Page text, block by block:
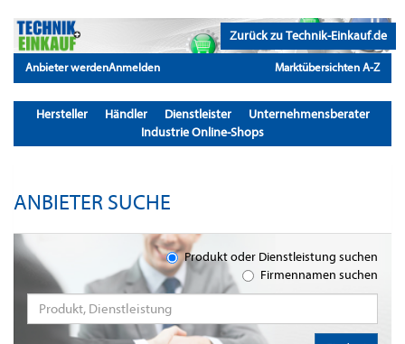
Zurück zu Technik-Einkauf.de
Anbieter werdenAnmelden Marktübersichten A-Z
Hersteller Händler Dienstleister
Unternehmensberater
Industrie Online-Shops
ANBIETER SUCHE
Produkt oder Dienstleistung suchen
Firmennamen suchen